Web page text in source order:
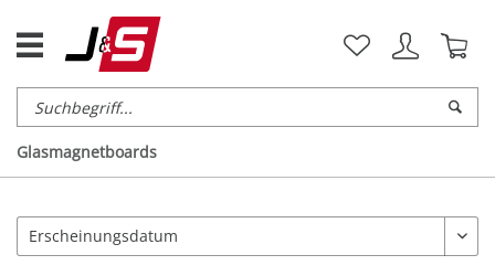
Glasmagnetboards